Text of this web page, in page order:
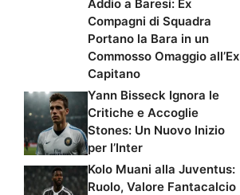
Addio a Baresi: Ex
Compagni di Squadra
Portano la Bara in un
Commosso Omaggio all’Ex
Capitano
Yann Bisseck Ignora le
Critiche e Accoglie
Stones: Un Nuovo Inizio
per l’Inter
Kolo Muani alla Juventus:
Ruolo, Valore Fantacalcio